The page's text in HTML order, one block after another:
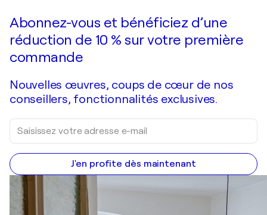
Abonnez-vous et bénéficiez d’une
réduction de 10 % sur votre première
commande
Nouvelles œuvres, coups de cœur de nos
conseillers, fonctionnalités exclusives.
J'en profite dès maintenant